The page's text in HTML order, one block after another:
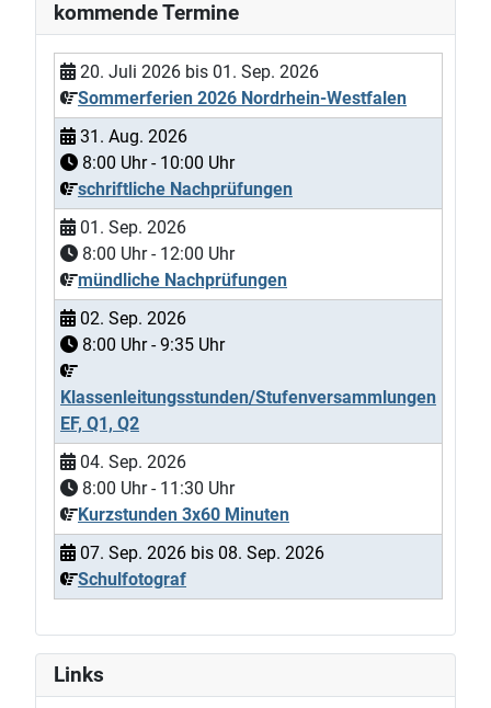
kommende Termine
20. Juli 2026 bis 01. Sep. 2026
Sommerferien 2026 Nordrhein-Westfalen
31. Aug. 2026
8:00 Uhr - 10:00 Uhr
schriftliche Nachprüfungen
01. Sep. 2026
8:00 Uhr - 12:00 Uhr
mündliche Nachprüfungen
02. Sep. 2026
8:00 Uhr -9:35 Uhr
Klassenleitungsstunden/Stufenversammlungen
EF, Q1, Q2
04. Sep. 2026
8:00 Uhr - 11:30 Uhr
Kurzstunden 3x60 Minuten
07. Sep. 2026 bis 08. Sep. 2026
Schulfotograf
Links